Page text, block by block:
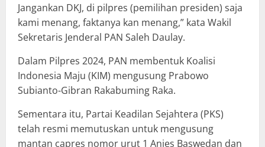
Jangankan DKJ, di pilpres (pemilihan presiden) saja
kami menang, faktanya kan menang,” kata Wakil
Sekretaris Jenderal PAN Saleh Daulay.
Dalam Pilpres 2024, PAN membentuk Koalisi
Indonesia Maju (KIM) mengusung Prabowo
Subianto-Gibran Rakabuming Raka.
Sementara itu, Partai Keadilan Sejahtera (PKS)
telah resmi memutuskan untuk mengusung
mantan capres nomor urut 1 Anies Baswedan dan